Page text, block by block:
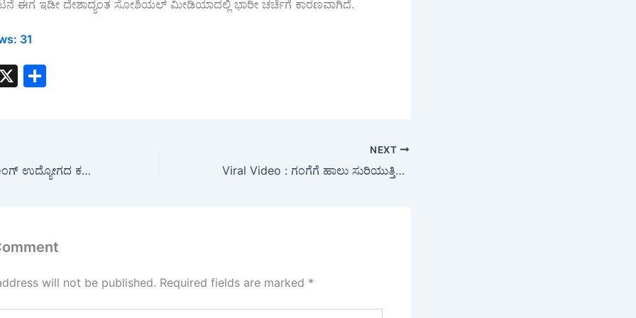
ಈಗ ಇಡೀ ದೇಶಾದ್ಯಂತ ಸೋಶಿಯಲ್ ಮೀಡಿಯಾದಲ್ಲಿ ಭಾರೀ ಚರ್ಚೆಗೆ ಕಾರಣವಾಗಿದೆ.
31
X
Bank Jobs : ಬ್ಯಾಂಕಿಂಗ್ ಉದ್ಯೋಗದ ಕನಸೇ? ಸೆಂಟ್ರಲ್ ಬ್ಯಾಂಕ್‌ನಲ್ಲಿ 350 ಅಧಿಕಾರಿ ಹುದ್ದೆಗಳ ಭರ್ತಿ; ಇಂದೇ ಅರ್ಜಿ ಸಲ್ಲಿಸಿ!
NEXT
Viral Video : ಗಂಗೆಗೆ ಹಾಲು ಸುರಿಯುತ್ತಿದ್ದ ವ್ಯಕ್ತಿ, ತಡೆಯಲು ಬಂದ ಬಡ ಮಕ್ಕಳು! ವೈರಲ್ ವಿಡಿಯೋ ಬಗ್ಗೆ ಪರ-ವಿರೋಧ ಚರ್ಚೆ
will not be published. Required fields are marked *